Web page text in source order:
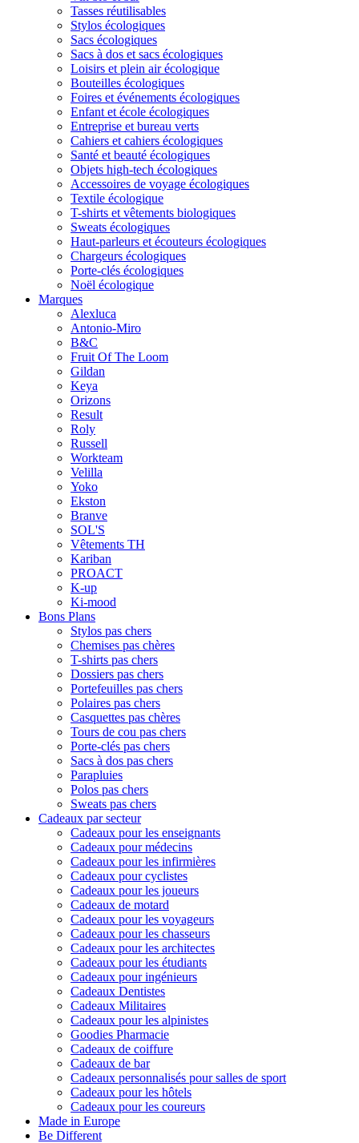
Tasses réutilisables
Stylos écologiques
Sacs écologiques
Sacs à dos et sacs écologiques
Loisirs et plein air écologique
Bouteilles écologiques
Foires et événements écologiques
Enfant et école écologiques
Entreprise et bureau verts
Cahiers et cahiers écologiques
Santé et beauté écologiques
Objets high-tech écologiques
Accessoires de voyage écologiques
Textile écologique
T-shirts et vêtements biologiques
Sweats écologiques
Haut-parleurs et écouteurs écologiques
Chargeurs écologiques
Porte-clés écologiques
Noël écologique
Marques
Alexluca
Antonio-Miro
B&C
Fruit Of The Loom
Gildan
Keya
Orizons
Result
Roly
Russell
Workteam
Velilla
Yoko
Ekston
Branve
SOL'S
Vêtements TH
Kariban
PROACT
K-up
Ki-mood
Bons Plans
Stylos pas chers
Chemises pas chères
T-shirts pas chers
Dossiers pas chers
Portefeuilles pas chers
Polaires pas chers
Casquettes pas chères
Tours de cou pas chers
Porte-clés pas chers
Sacs à dos pas chers
Parapluies
Polos pas chers
Sweats pas chers
Cadeaux par secteur
Cadeaux pour les enseignants
Cadeaux pour médecins
Cadeaux pour les infirmières
Cadeaux pour cyclistes
Cadeaux pour les joueurs
Cadeaux de motard
Cadeaux pour les voyageurs
Cadeaux pour les chasseurs
Cadeaux pour les architectes
Cadeaux pour les étudiants
Cadeaux pour ingénieurs
Cadeaux Dentistes
Cadeaux Militaires
Cadeaux pour les alpinistes
Goodies Pharmacie
Cadeaux de coiffure
Cadeaux de bar
Cadeaux personnalisés pour salles de sport
Cadeaux pour les hôtels
Cadeaux pour les coureurs
Made in Europe
Be Different